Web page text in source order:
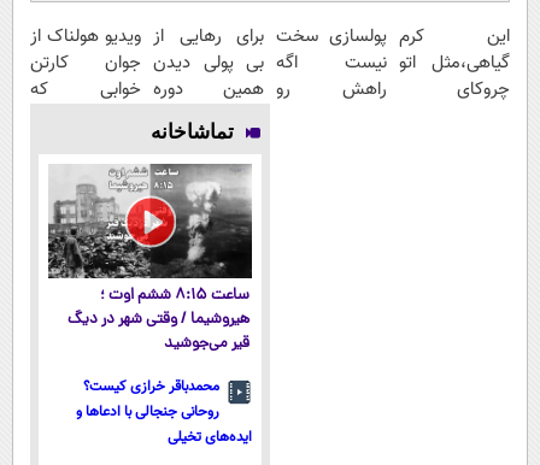
این کرم
گیاهی،مثل اتو
چروکای
پولسازی سخت
نیست اگه
راهش رو
برای رهایی از
بی پولی دیدن
همین دوره
رایگان کافیه!
(شمارتو وارد
کن)
ویدیو هولناک از
جوان کارتن
خوابی که
تماشاخانه
ساعت ۸:۱۵ ششم اوت ؛
هیروشیما / وقتی شهر در دیگ
قیر می‌جوشید
محمدباقر خرازی کیست؟
روحانی جنجالی با ادعاها و
ایده‌های تخیلی